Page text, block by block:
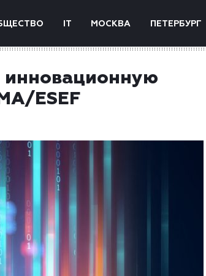
IT МОСКВА ПЕТЕРБУРГ
инновационную
ESEF